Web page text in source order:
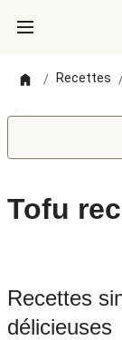
/ Recettes
Tofu
Recettes
délicieuses